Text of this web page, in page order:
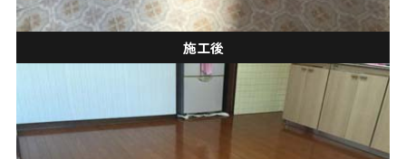
施工後